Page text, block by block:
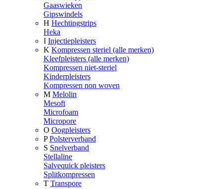
Gaaswieken
Gipswindels
H Hechtingstrips
Heka
I Injectiepleisters
K Kompressen steriel (alle merken)
Kleefpleisters (alle merken)
Kompressen niet-steriel
Kinderpleisters
Kompressen non woven
M Melolin
Mesoft
Microfoam
Micropore
O Oogpleisters
P Polsterverband
S Snelverband
Stellaline
Salvequick pleisters
Splitkompressen
T Transpore